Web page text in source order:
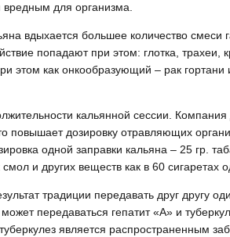
вредным для организма.
вдыхается большее количество смеси
попадают при этом: глотка, трахеи,
этом как онкообразующий – рак гортани
кальянной сессии.
повышает дозировку отравляющих
одной заправки кальяна – 25 гр.
и других веществ как в 60 сигаретах
традиции передавать друг другу
передаваться гепатит «А» и
является распространенным